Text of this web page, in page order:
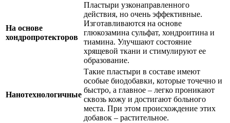
На основе
хондропротекторов
Пластыри узконаправленного
действия, но очень эффективные.
Изготавливаются на основе
глюкозамина сульфат, хондроитина и
тиамина. Улучшают состояние
хрящевой ткани и стимулируют ее
образование.
Нанотехнологичные
Такие пластыри в составе имеют
особые биодобавки, которые точечно и
быстро, а главное – легко проникают
сквозь кожу и достигают больного
места. При этом происхождение этих
добавок – растительное.